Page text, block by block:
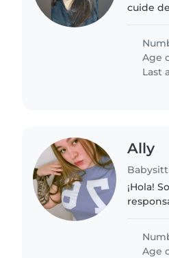
cuide
Age
Last
Ally
¡Hola!
Age